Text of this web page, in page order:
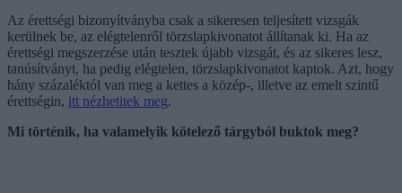
Az érettségi bizonyítványba csak a sikeresen teljesített vizsgák
kerülnek be, az elégtelenről törzslapkivonatot állítanak ki. Ha az
érettségi megszerzése után tesztek újabb vizsgát, és az sikeres lesz,
tanúsítványt, ha pedig elégtelen, törzslapkivonatot kaptok. Azt, hogy
hány százaléktól van meg a kettes a közép-, illetve az emelt szintű
érettségin, itt nézhetitek meg.
Mi történik, ha valamelyik kötelező tárgyból buktok meg?